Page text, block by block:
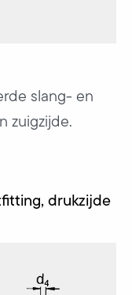
slang- en
zuigzijde.
drukzijde